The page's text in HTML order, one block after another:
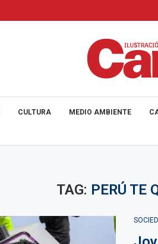
CULTURA MEDIO AMBIENTE
TAG: PERÚ TE